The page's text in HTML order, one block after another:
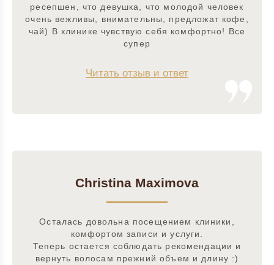
ресепшен, что девушка, что молодой человек
очень вежливы, внимательны, предложат кофе,
чай) В клинике чувствую себя комфортно! Все
супер
Читать отзыв и ответ
Christina Maximova
Осталась довольна посещением клиники,
комфортом записи и услуги.
Теперь остается соблюдать рекомендации и
вернуть волосам прежний объем и длину :)